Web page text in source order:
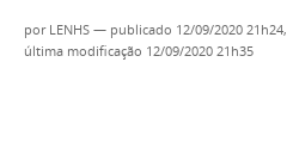
por LENHS — publicado 12/09/2020 21h24,
última modificação 12/09/2020 21h35